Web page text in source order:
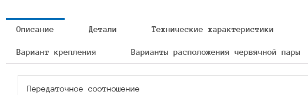
Описание Детали Технические характеристики
Вариант крепления Варианты расположения червячной пары
Передаточное соотношение